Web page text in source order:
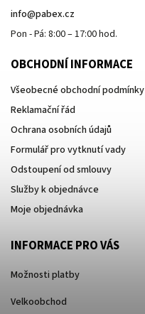
info@pabex.cz
Pon - Pá: 8:00 – 17:00 hod.
OBCHODNÍ INFORMACE
Všeobecné obchodní podmínky
Reklamační řád
Ochrana osobních údajů
Formulář pro vytknutí vady
Odstoupení od smlouvy
Služby k objednávce
Moje objednávka
INFORMACE PRO VÁS
Možnosti platby
Velkoobchod